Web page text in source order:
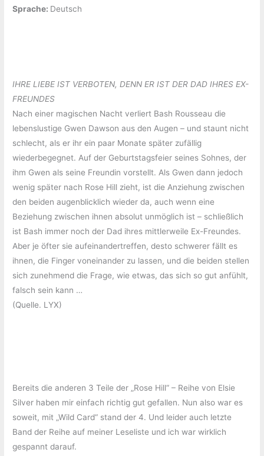
Sprache: ‎ Deutsch
IHRE LIEBE IST VERBOTEN, DENN ER IST DER DAD IHRES EX-
FREUNDES
Nach einer magischen Nacht verliert Bash Rousseau die
lebenslustige Gwen Dawson aus den Augen – und staunt nicht
schlecht, als er ihr ein paar Monate später zufällig
wiederbegegnet. Auf der Geburtstagsfeier seines Sohnes, der
ihm Gwen als seine Freundin vorstellt. Als Gwen dann jedoch
wenig später nach Rose Hill zieht, ist die Anziehung zwischen
den beiden augenblicklich wieder da, auch wenn eine
Beziehung zwischen ihnen absolut unmöglich ist – schließlich
ist Bash immer noch der Dad ihres mittlerweile Ex-Freundes.
Aber je öfter sie aufeinandertreffen, desto schwerer fällt es
ihnen, die Finger voneinander zu lassen, und die beiden stellen
sich zunehmend die Frage, wie etwas, das sich so gut anfühlt,
falsch sein kann …
(Quelle. LYX)
Bereits die anderen 3 Teile der „Rose Hill“ – Reihe von Elsie
Silver haben mir einfach richtig gut gefallen. Nun also war es
soweit, mit „Wild Card“ stand der 4. Und leider auch letzte
Band der Reihe auf meiner Leseliste und ich war wirklich
gespannt darauf.